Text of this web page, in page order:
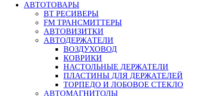
АВТОТОВАРЫ
BT РЕСИВЕРЫ
FM ТРАНСМИТТЕРЫ
АВТОВИЗИТКИ
АВТОДЕРЖАТЕЛИ
ВОЗДУХОВОД
КОВРИКИ
НАСТОЛЬНЫЕ ДЕРЖАТЕЛИ
ПЛАСТИНЫ ДЛЯ ДЕРЖАТЕЛЕЙ
ТОРПЕДО И ЛОБОВОЕ СТЕКЛО
АВТОМАГНИТОЛЫ